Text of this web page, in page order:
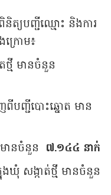
ត្យបញ្ជីឈ្មោះ និងការ
ក្រោម៖
ថ្មី មានចំនួន
បញ្ជីបោះឆ្នោត មាន
ានចំនួន ៧.១៤៤ នាក់
ឃុំ សង្កាត់ថ្មី មានចំនួន